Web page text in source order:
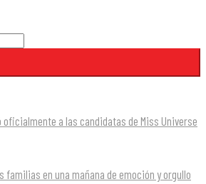
a las candidatas de Miss Universe
familias en una mañana de emoción y orgullo